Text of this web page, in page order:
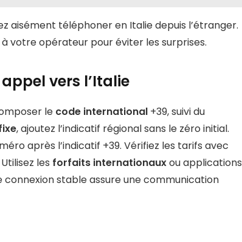
aisément téléphoner en Italie depuis l’étranger.
votre opérateur pour éviter les surprises.
vers l’Italie
le code international +39, suivi du
, ajoutez l’indicatif régional sans le zéro initial.
après l’indicatif +39. Vérifiez les tarifs avec
les forfaits internationauxou applications
connexion stable assure une communication